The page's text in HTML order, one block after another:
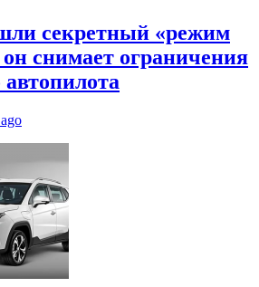
секретный «режим
снимает ограничения
автопилота